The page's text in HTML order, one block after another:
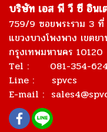
บริษัท เอส พี วี ซี อินเ
759/9 ซอยพระราม 3
แขวงบางโพงพาง เขตยา
กรุงเทพมหานคร 10120
Tel : 081-354-
Line : spvcs
E-mail :